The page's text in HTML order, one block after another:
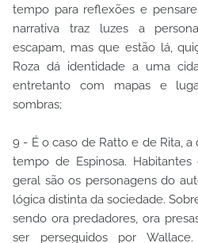
tempo para reflexões e
narrativa traz luzes a
escapam, mas que estão lá,
Roza dá identidade a uma
entretanto com mapas e
sombras;
9 - É o caso de Ratto e de Rita,
tempo de Espinosa.
geral são os personagens do
lógica distinta da sociedade.
sendo ora predadores, ora
ser perseguidos por